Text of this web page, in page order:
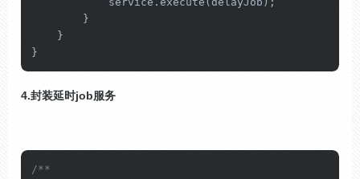
        }
    }
}
4.封装延时job服务
/**